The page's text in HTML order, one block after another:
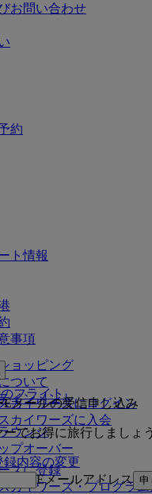
お問い合わせ
約
ト情報
事項
フライト
ョッピング
ついて
インメント
ウンジ
プオーバー
カイワーズにログイン
カイワーズに入会
ズに登録
カイワーズ・プログラ
メールの受信申し込み
でお得に旅行しましょう
録内容の変更
Eメールアドレス 申